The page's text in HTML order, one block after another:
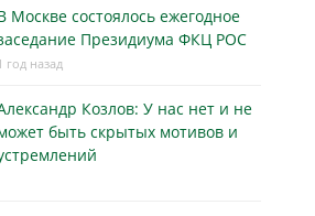
Москве состоялось ежегодное
Президиума ФКЦ РОС
год назад
Козлов: У нас нет и не
быть скрытых мотивов и